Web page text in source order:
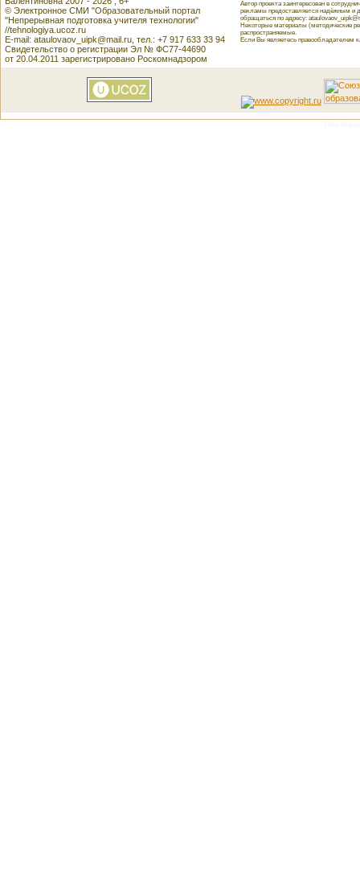
© Электронное СМИ "Образовательный портал
"Непрерывная подготовка учителя технологии"
//tehnologiya.ucoz.ru
E-mail: ataulovaov_uipk@mail.ru, тел.: +7 917 633 33 94
Свидетельство о регистрации Эл № ФС77-44690
от 20.04.2011 зарегистрировано Роскомнадзором
Автор проекта заинтересован в
рекламы предоставляется надёжным и
обращаться по адресу:
Некоторые материалы (методические
распространяемые.
Если Вы являетесь правообладателем